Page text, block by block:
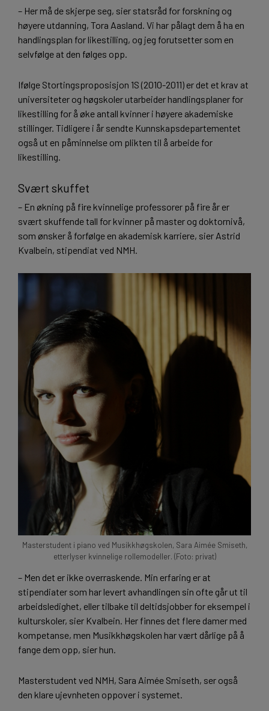
– Her må de skjerpe seg, sier statsråd for forskning og
høyere utdanning, Tora Aasland. Vi har pålagt dem å ha en
handlingsplan for likestilling, og jeg forutsetter som en
selvfølge at den følges opp.
Ifølge Stortingsproposisjon 1S (2010-2011) er det et krav at
universiteter og høgskoler utarbeider handlingsplaner for
likestilling for å øke antall kvinner i høyere akademiske
stillinger. Tidligere i år sendte Kunnskapsdepartementet
også ut en påminnelse om plikten til å arbeide for
likestilling.
Svært skuffet
– En økning på fire kvinnelige professorer på fire år er
svært skuffende tall for kvinner på master og doktornivå,
som ønsker å forfølge en akademisk karriere, sier Astrid
Kvalbein, stipendiat ved NMH.
Masterstudent i piano ved Musikkhøgskolen, Sara Aimée Smiseth,
etterlyser kvinnelige rollemodeller. (Foto: privat)
– Men det er ikke overraskende. Min erfaring er at
stipendiater som har levert avhandlingen sin ofte går ut til
arbeidsledighet, eller tilbake til deltidsjobber for eksempel i
kulturskoler, sier Kvalbein. Her finnes det flere damer med
kompetanse, men Musikkhøgskolen har vært dårlige på å
fange dem opp, sier hun.
Masterstudent ved NMH, Sara Aimée Smiseth, ser også
den klare ujevnheten oppover i systemet.